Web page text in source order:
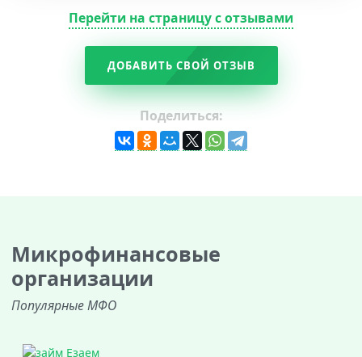
Перейти на страницу с отзывами
ДОБАВИТЬ СВОЙ ОТЗЫВ
Поделиться:
Микрофинансовые
организации
Популярные МФО